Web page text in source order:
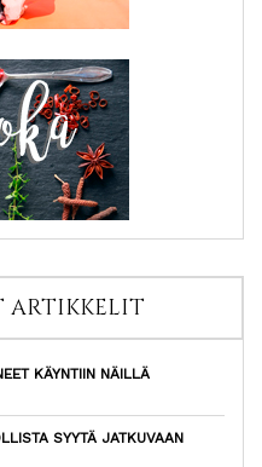
ARTIKKELIT
KÄYNTIIN NÄILLÄ
SYYTÄ JATKUVAAN